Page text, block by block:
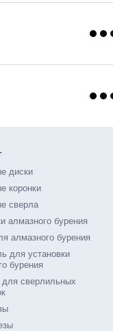
диски
коронки
сверла
алмазного бурения
алмазного бурения
для установки
бурения
сверлильных